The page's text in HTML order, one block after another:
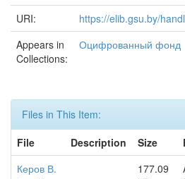
URI:
https://elib.gsu.by/
Appears in
Collections:
Оцифрованный фонд
Files in This Item:
File
Description Size
Керов В.
177.09